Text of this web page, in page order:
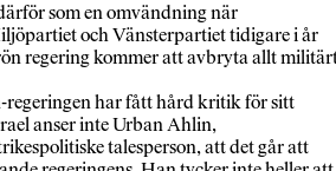
som en omvändning när
och Vänsterpartiet tidigare i år
regering kommer att avbryta allt
regeringen har fått hård kritik för sitt
anser inte Urban Ahlin,
talesperson, att det går att